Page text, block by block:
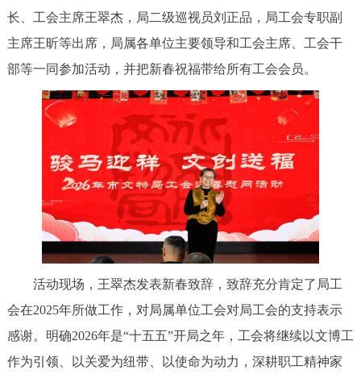
长、工会主席王翠杰，局二级巡视员刘正品，局工会专职副
主席王昕等出席，局属各单位主要领导和工会主席、工会干
部等一同参加活动，并把新春祝福带给所有工会会员。
活动现场，王翠杰发表新春致辞，致辞充分肯定了局工
会在2025年所做工作，对局属单位工会对局工会的支持表示
感谢。明确2026年是“十五五”开局之年，工会将继续以文博工
作为引领、以关爱为纽带、以使命为动力，深耕职工精神家